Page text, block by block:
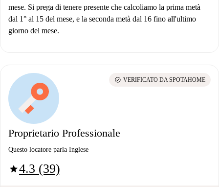
mese. Si prega di tenere presente che calcoliamo la prima metà
dal 1° al 15 del mese, e la seconda metà dal 16 fino all'ultimo
giorno del mese.
Proprietario Professionale
Questo locatore parla Inglese
star4.3 (39)
check_circle VERIFICATO DA SPOTAHOME